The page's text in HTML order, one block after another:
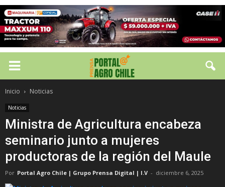
Inicio Noticias
Noticias
Ministra de Agricultura encabeza
seminario junto a mujeres
productoras de la región del Maule
Por Portal Agro Chile | Grupo Prensa Digital | I.V - diciembre 6, 2025